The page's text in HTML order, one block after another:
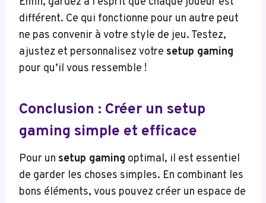
différent. Ce qui fonctionne pour un autre peut
ne pas convenir à votre style de jeu. Testez,
ajustez et personnalisez votre setup gaming
pour qu’il vous ressemble !
Conclusion : Créer un setup
gaming simple et efficace
Pour un setup gaming optimal, il est essentiel
de garder les choses simples. En combinant les
bons éléments, vous pouvez créer un espace de